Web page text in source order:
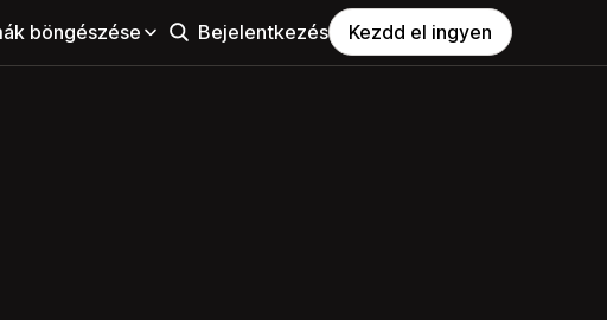
böngészése Bejelentkezés Kezdd el ingyen